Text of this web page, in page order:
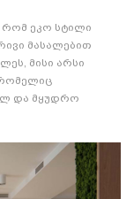
რომ ეკო სტილი
მასალებით
მისი არსი
და მყუდრო